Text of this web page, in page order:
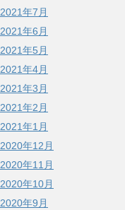
2021年7月
2021年6月
2021年5月
2021年4月
2021年3月
2021年2月
2021年1月
2020年12月
2020年11月
2020年10月
2020年9月